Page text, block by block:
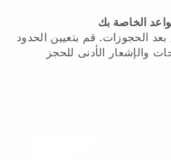
الخاصة بك
الحجوزات. قم بتعيين الحدود